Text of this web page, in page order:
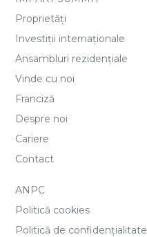
Proprietăți
Investiții internaționale
Ansambluri rezidențiale
Vinde cu noi
Franciză
Despre noi
Cariere
Contact
ANPC
Politică cookies
Politică de confidențialitate